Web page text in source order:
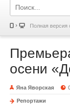
Полная версия
осени
Яна Яворская
Репортажи